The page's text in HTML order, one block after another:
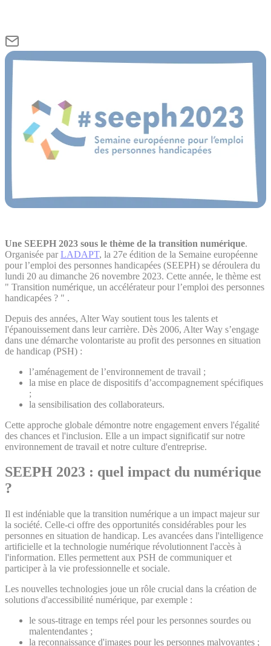
Une SEEPH 2023 sous le thème de la transition numérique.
Organisée par LADAPT, la 27e édition de la Semaine européenne
pour l’emploi des personnes handicapées (SEEPH) se déroulera du
lundi 20 au dimanche 26 novembre 2023. Cette année, le thème est
" Transition numérique, un accélérateur pour l’emploi des personnes
handicapées ? " .
Depuis des années, Alter Way soutient tous les talents et
l'épanouissement dans leur carrière. Dès 2006, Alter Way s’engage
dans une démarche volontariste au profit des personnes en situation
de handicap (PSH) :
l’aménagement de l’environnement de travail ;
la mise en place de dispositifs d’accompagnement spécifiques
;
la sensibilisation des collaborateurs.
Cette approche globale démontre notre engagement envers l'égalité
des chances et l'inclusion. Elle a un impact significatif sur notre
environnement de travail et notre culture d'entreprise.
SEEPH 2023 : quel impact du numérique
?
Il est indéniable que la transition numérique a un impact majeur sur
la société. Celle-ci offre des opportunités considérables pour les
personnes en situation de handicap. Les avancées dans l'intelligence
artificielle et la technologie numérique révolutionnent l'accès à
l'information. Elles permettent aux PSH de communiquer et
participer à la vie professionnelle et sociale.
Les nouvelles technologies joue un rôle crucial dans la création de
solutions d'accessibilité numérique, par exemple :
le sous-titrage en temps réel pour les personnes sourdes ou
malentendantes ;
la reconnaissance d'images pour les personnes malvoyantes ;